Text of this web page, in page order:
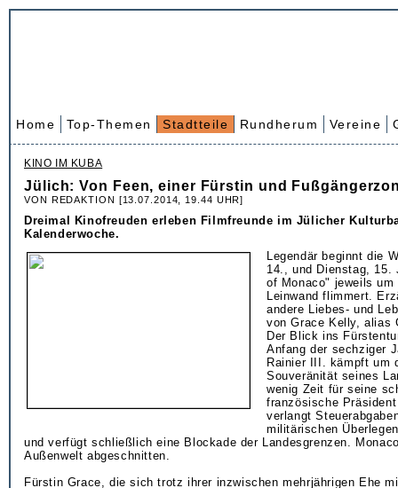
Home Top-Themen Stadtteile Rundherum Vereine
KINO IM KUBA
Jülich: Von Feen, einer Fürstin und
VON REDAKTION [13.07.2014, 19.44 UHR]
Dreimal Kinofreuden erleben Filmfreunde im Jülicher
Kalenderwoche.
Legendär beginnt die
14., und Dienstag, 15.
of Monaco" jeweils um
Leinwand flimmert.
andere Liebes- und
von Grace Kelly, alias
Der Blick ins
Anfang der sechziger
Rainier III. kämpft um
Souveränität seines
wenig Zeit für seine
französische
verlangt
militärischen
und verfügt schließlich eine Blockade der Landesgrenzen.
Außenwelt abgeschnitten.
Fürstin Grace, die sich trotz ihrer inzwischen mehrjährigen Ehe